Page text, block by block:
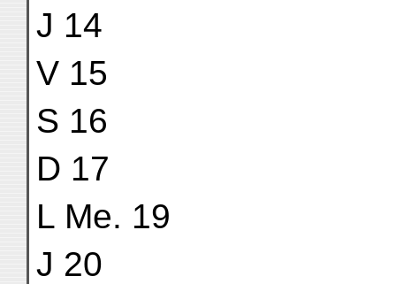
J 14
V 15
S 16
D 17
L Me. 19
J 20